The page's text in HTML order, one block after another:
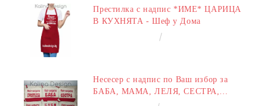
Престилка с надпис *ИМЕ* ЦАРИЦА
В КУХНЯТА - Шеф у Дома
Несесер с надпис по Ваш избор за
БАБА, МАМА, ЛЕЛЯ, СЕСТРА,